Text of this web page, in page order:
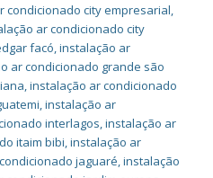
condicionado city empresarial,
ar condicionado city
facó,instalação ar
ar condicionado grande são
,instalação ar condicionado
,instalação ar
interlagos,instalação ar
itaim bibi,instalação ar
jaguaré,instalação